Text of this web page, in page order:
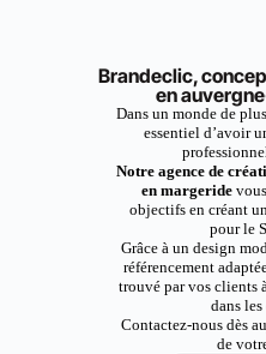
Brandeclic,
en
Dans un monde de
essentiel d’avoir
Notre agence de
en margeride
objectifs en créant
pour le
Grâce à un design
référencement
trouvé par vos clients
dans
Contactez-nous dès
de